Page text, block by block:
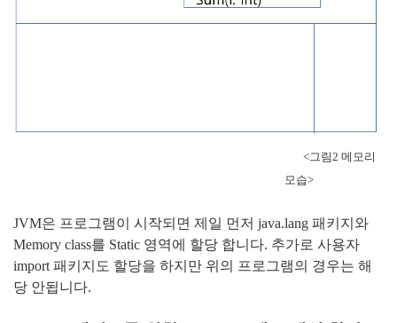
<그림2 메모리
모습>
JVM은 프로그램이 시작되면 제일 먼저 java.lang 패키지와
Memory class를 Static 영역에 할당 합니다. 추가로 사용자
import 패키지도 할당을 하지만 위의 프로그램의 경우는 해
당 안됩니다.